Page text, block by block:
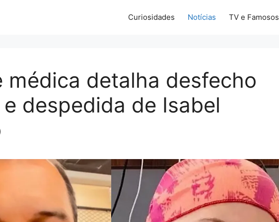
Curiosidades Notícias TV e Famosos
médica detalha desfecho
despedida de Isabel